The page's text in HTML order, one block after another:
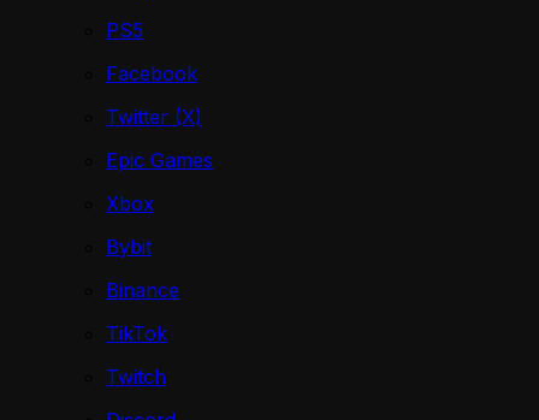
PS5
Facebook
Twitter (X)
Epic Games
Xbox
Bybit
Binance
TikTok
Twitch